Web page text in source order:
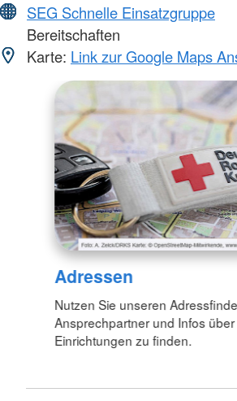
SEG Schnelle Einsatzgruppe
Bereitschaften
Karte: Link zur Google Maps
Adressen
Nutzen Sie unseren
Ansprechpartner und Infos über
Einrichtungen zu finden.